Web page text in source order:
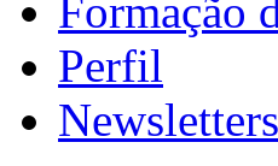
Formação
Perfil
Newsletters